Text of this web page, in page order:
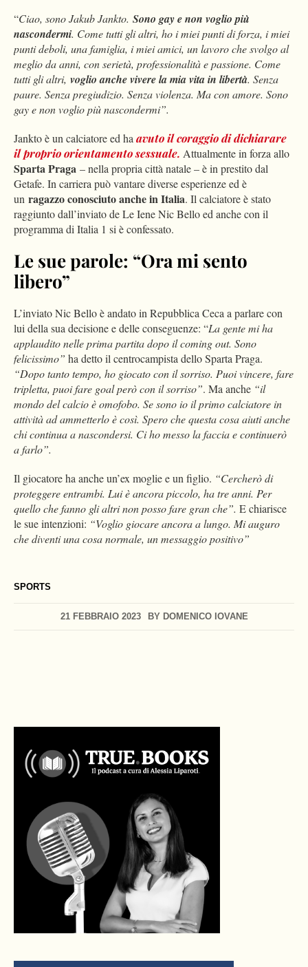
SPORTS
21 FEBBRAIO 2023 BY DOMENICO IOVANE
“Ciao, sono Jakub Jankto. Sono gay e non voglio più
nascondermi. Come tutti gli altri, ho i miei punti di forza, i miei
punti deboli, una famiglia, i miei amici, un lavoro che svolgo al
meglio da anni, con serietà, professionalità e passione. Come
tutti gli altri, voglio anche vivere la mia vita in libertà. Senza
paure. Senza pregiudizio. Senza violenza. Ma con amore. Sono
gay e non voglio più nascondermi”.
Jankto è un calciatore ed haavuto il coraggio di dichiarare
il proprio orientamento sessuale. Attualmente in forza allo
Sparta Praga – nella propria città natale – è in prestito dal
Getafe. In carriera può vantare diverse esperienze ed è
un ragazzo conosciuto anche in Italia. Il calciatore è stato
raggiunto dall’inviato de Le Iene Nic Bello ed anche con il
programma di Italia 1 si è confessato.
Le sue parole: “Ora mi sento
libero”
L’inviato Nic Bello è andato in Repubblica Ceca a parlare con
lui della sua decisione e delle conseguenze: “La gente mi ha
applaudito nelle prima partita dopo il coming out. Sono
felicissimo” ha detto il centrocampista dello Sparta Praga.
“Dopo tanto tempo, ho giocato con il sorriso. Puoi vincere, fare
tripletta, puoi fare goal però con il sorriso”. Ma anche “il
mondo del calcio è omofobo. Se sono io il primo calciatore in
attività ad ammetterlo è così. Spero che questa cosa aiuti anche
chi continua a nascondersi. Ci ho messo la faccia e continuerò
a farlo”.
Il giocatore ha anche un’ex moglie e un figlio. “Cercherò di
proteggere entrambi. Lui è ancora piccolo, ha tre anni. Per
quello che fanno gli altri non posso fare gran che”. E chiarisce
le sue intenzioni: “Voglio giocare ancora a lungo. Mi auguro
che diventi una cosa normale, un messaggio positivo”